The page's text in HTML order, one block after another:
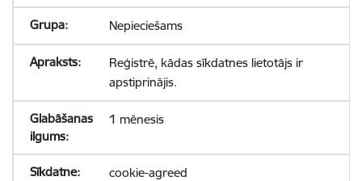
Nepieciešams
Reģistrē, kādas sīkdatnes lietotājs ir
apstiprinājis.
1 mēnesis
cookie-agreed